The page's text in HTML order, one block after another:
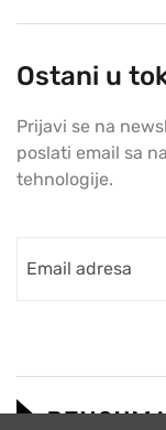
Ostani u
Prijavi se na
poslati email sa
tehnologije.